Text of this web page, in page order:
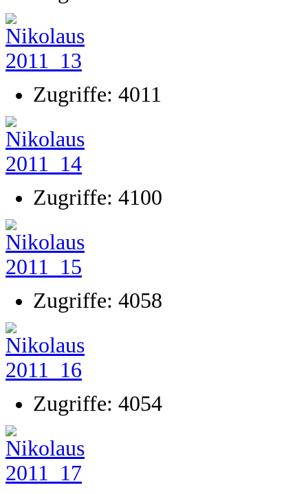
Zugriffe: 4011
Zugriffe: 4100
Zugriffe: 4058
Zugriffe: 4054